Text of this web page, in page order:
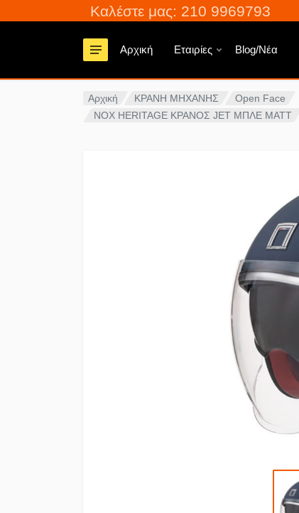
Καλέστε μας: 210 9969793
Αρχική Εταιρίες Blog/Νέα
Αρχική ΚΡΑΝΗ ΜΗΧΑΝΗΣ
Open Face
NOX HERITAGE ΚΡΑΝΟΣ JET MΠΛΕ ΜΑΤT